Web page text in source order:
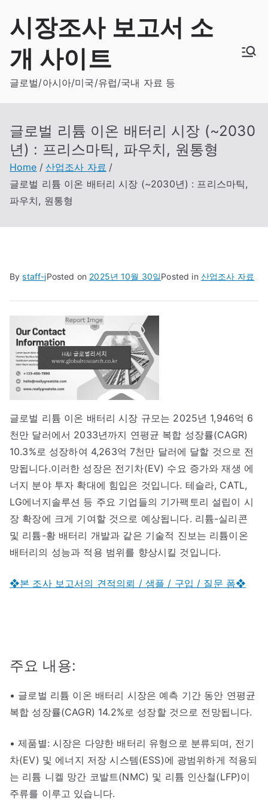
content
시장조사 보고서 소
개 사이트
글로벌/아시아/미국/유럽/국내 자료 등
글로벌 리튬 이온 배터리 시장 (~2030
년) : 프리스마틱, 파우치, 원통형
Home
산업조사 자료
글로벌 리튬 이온 배터리 시장 (~2030년) : 프리스마틱,
파우치, 원통형
Bystaff-jPosted on 2025년 10월 30일Posted in 산업조사 자료
글로벌 리튬 이온 배터리 시장 규모는 2025년 1,946억 6
천만 달러에서 2033년까지 연평균 복합 성장률(CAGR)
10.3%로 성장하여 4,263억 7천만 달러에 달할 것으로 전
망됩니다.이러한 성장은 전기차(EV) 수요 증가와 재생 에
너지 분야 투자 확대에 힘입은 것입니다. 테슬라, CATL,
LG에너지솔루션 등 주요 기업들의 기가팩토리 설립이 시
장 확장에 크게 기여할 것으로 예상됩니다. 리튬-실리콘
및 리튬-황 배터리 개발과 같은 기술적 진보는 리튬이온
배터리의 성능과 적용 범위를 향상시킬 것입니다.
❖본 조사 보고서의 견적의뢰 / 샘플 / 구입 / 질문 폼❖
주요 내용:
• 글로벌 리튬 이온 배터리 시장은 예측 기간 동안 연평균
복합 성장률(CAGR) 14.2%로 성장할 것으로 전망됩니다.
• 제품별: 시장은 다양한 배터리 유형으로 분류되며, 전기
차(EV) 및 에너지 저장 시스템(ESS)에 광범위하게 적용되
는 리튬 니켈 망간 코발트(NMC) 및 리튬 인산철(LFP)이
주류를 이루고 있습니다.